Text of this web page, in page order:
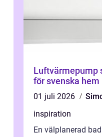
Luftvärmepump smart uppvärmning
för svenska hem
01 juli 2026
inspiration
En välplanerad